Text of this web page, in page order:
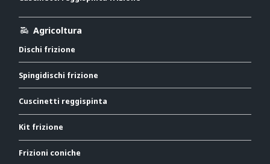
Agricoltura
Dischi frizione
Spingidischi frizione
Cuscinetti reggispinta
Kit frizione
Frizioni coniche